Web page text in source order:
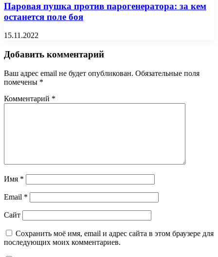
Паровая пушка против парогенератора: за кем
останется поле боя
15.11.2022
Добавить комментарий
Ваш адрес email не будет опубликован. Обязательные поля
помечены *
Комментарий *
Имя *
Email *
Сайт
Сохранить моё имя, email и адрес сайта в этом браузере для
последующих моих комментариев.